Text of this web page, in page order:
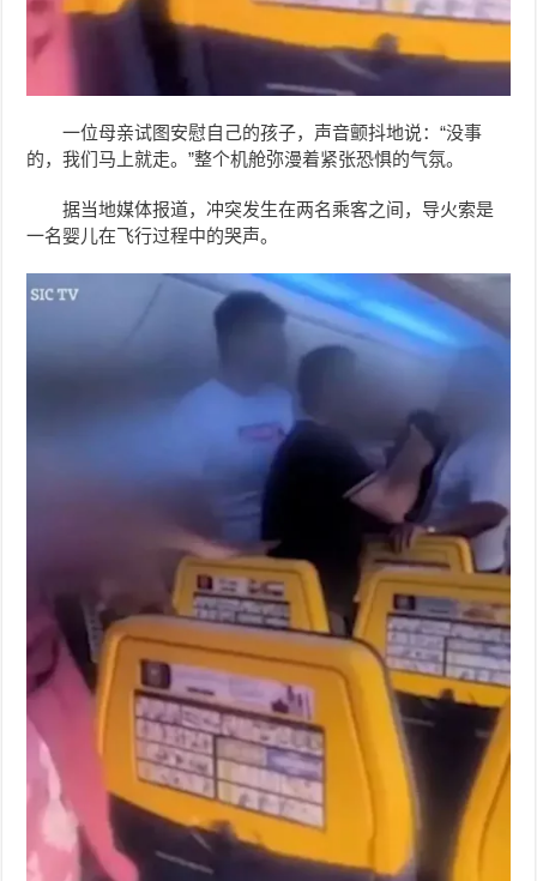
一位母亲试图安慰自己的孩子，声音颤抖地说：“没事
的，我们马上就走。”整个机舱弥漫着紧张恐惧的气氛。
据当地媒体报道，冲突发生在两名乘客之间，导火索是
一名婴儿在飞行过程中的哭声。